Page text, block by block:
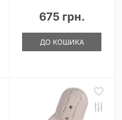
675 грн.
ДО КОШИКА